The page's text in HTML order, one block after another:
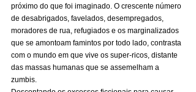
próximo do que foi imaginado. O crescente número
de desabrigados, favelados, desempregados,
moradores de rua, refugiados e os marginalizados
que se amontoam famintos por todo lado, contrasta
com o mundo em que vive os super-ricos, distante
das massas humanas que se assemelham a
zumbis.